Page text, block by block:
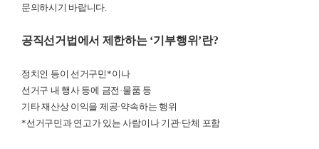
문의하시기 바랍니다.
공직선거법에서 제한하는 ‘기부행위 ’란?
정치인 등이 선거구민*이나
선거구 내 행사 등에 금전 ·물품 등
기타 재산상 이익을 제공·약속하는 행위
*선거구민과 연고가 있는 사람이나 기관·단체 포함